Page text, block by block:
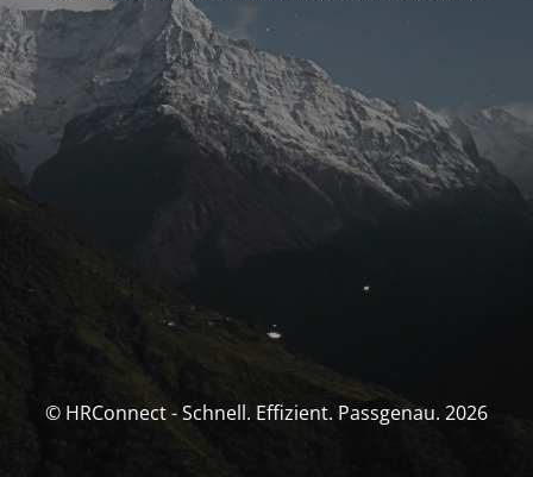
© HRConnect - Schnell. Effizient. Passgenau. 2026